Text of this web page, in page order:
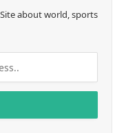
about world, sports